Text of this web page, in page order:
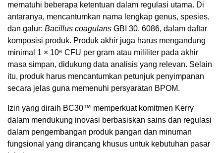
mematuhi beberapa ketentuan dalam regulasi utama. Di
antaranya, mencantumkan nama lengkap genus, spesies,
dan galur: Bacillus coagulans GBI 30, 6086, dalam daftar
komposisi produk. Produk akhir juga harus mengandung
minimal 1 × 10⁶ CFU per gram atau mililiter pada akhir
masa simpan, didukung data analisis yang relevan. Selain
itu, produk harus mencantumkan petunjuk penyimpanan
secara jelas guna memenuhi persyaratan BPOM.
Izin yang diraih BC30™ memperkuat komitmen Kerry
dalam mendukung inovasi berbasiskan sains dan regulasi
dalam pengembangan produk pangan dan minuman
fungsional yang dirancang khusus untuk kebutuhan pasar